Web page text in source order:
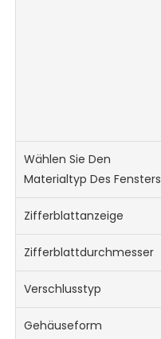
Wählen Sie Den
Materialtyp Des Fensters
Zifferblattanzeige
Zifferblattdurchmesser
Verschlusstyp
Gehäuseform